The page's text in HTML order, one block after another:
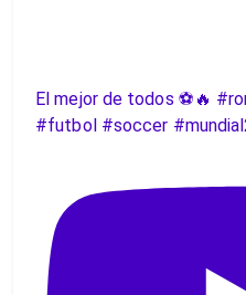
El mejor de todos ⚽️🔥
#futbol #soccer